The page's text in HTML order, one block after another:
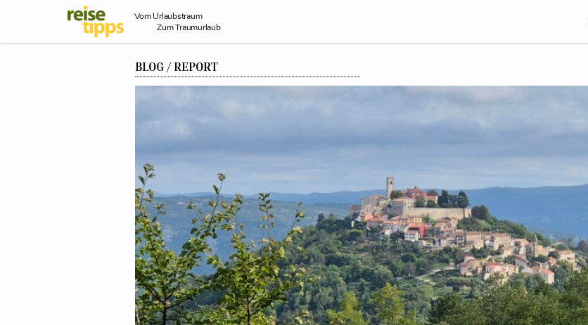
Skip to Content
Vom Urlaubstraum
Zum Traumurlaub
BLOG / REPORT